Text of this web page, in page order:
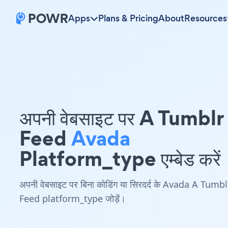
Apps Plans & PricingAboutResources
अपनी वेबसाइट पर A Tumblr
Feed Avada
Platform_type एम्बेड करें
अपनी वेबसाइट पर बिना कोडिंग या सिरदर्द के Avada A
Feed platform_type जोड़ें।